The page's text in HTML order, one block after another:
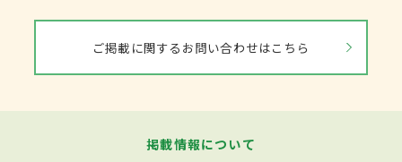
ご掲載に関するお問い合わせはこちら
掲載情報について